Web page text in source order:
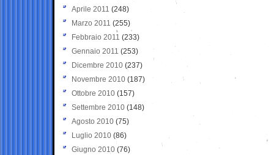
Aprile 2011 (248)
Marzo 2011 (255)
Febbraio 2011 (233)
Gennaio 2011 (253)
Dicembre 2010 (237)
Novembre 2010 (187)
Ottobre 2010 (157)
Settembre 2010 (148)
Agosto 2010 (75)
Luglio 2010 (86)
Giugno 2010 (76)